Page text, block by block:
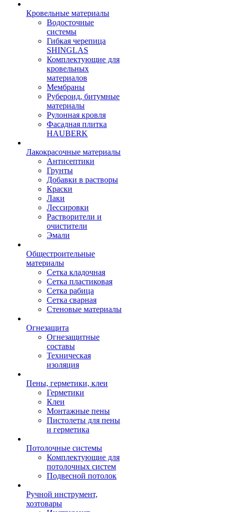
Кровельные материалы
Водосточные
системы
Гибкая черепица
SHINGLAS
Комплектующие для
кровельных
материалов
Мембраны
Рубероид, битумные
материалы
Рулонная кровля
Фасадная плитка
HAUBERK
Лакокрасочные материалы
Антисептики
Грунты
Добавки в растворы
Краски
Лаки
Лессировки
Растворители и
очистители
Эмали
Общестроительные
материалы
Сетка кладочная
Сетка пластиковая
Сетка рабица
Сетка сварная
Стеновые материалы
Огнезащита
Огнезащитные
составы
Техническая
изоляция
Пены, герметики, клеи
Герметики
Клеи
Монтажные пены
Пистолеты для пены
и герметика
Потолочные системы
Комплектующие для
потолочных систем
Подвесной потолок
Ручной инструмент,
хозтовары